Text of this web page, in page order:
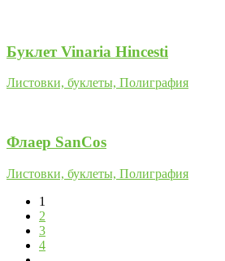
Буклет Vinaria Hincesti
Листовки, буклеты, Полиграфия
Флаер SanCos
Листовки, буклеты, Полиграфия
1
2
3
4